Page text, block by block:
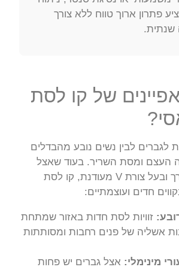
פתרון ארוך טווח ללא צורך
שנתית.
של קו לסת
לגברים לבין נשים נובע מהבדלים
העצם ומסת השריר. בעוד שאצל
נשים נשאף לקו רך ובעל צורת V מעודנת, קו לסת
חדים ועוצמתיים:
זוויות לסת חדות באזור שמתחת
אשליה של פנים רחבות ומסותתות
מינימלי: אצל גברים יש פחות